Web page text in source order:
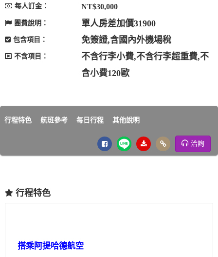
每人訂金： NT$30,000
團費說明： 單人房差加價31900
包含項目： 免簽證,含國內外機場稅
不含項目：
不含行李小費,不含行李超重費,不
含小費120歐
行程特色 航班參考 每日行程 其他說明
洽詢
行程特色
搭乘阿提哈德航空